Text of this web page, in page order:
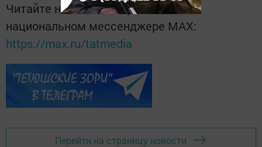
Читайте новости Татарстана в
национальном мессенджере MАХ:
https://max.ru/tatmedia
Перейти на страницу новости